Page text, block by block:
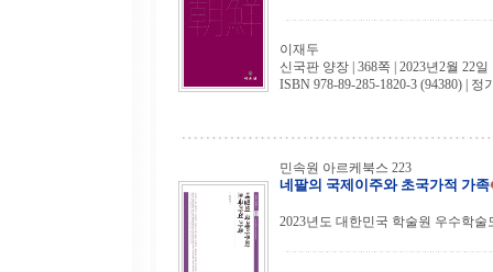
이재두
신국판 양장 | 368쪽 | 2023년2월 22일
ISBN 978-89-285-1820-3 (94380) | 정
민속원 아르케북스 223
네팔의 국제이주와 초국가적 가족
2023년도 대한민국 학술원 우수학술